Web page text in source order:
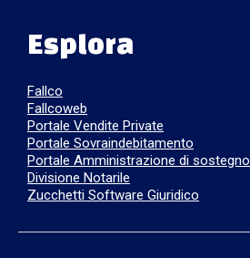
Esplora
Fallco
Fallcoweb
Portale Vendite Private
Portale Sovraindebitamento
Portale Amministrazione di sostegno
Divisione Notarile
Zucchetti Software Giuridico